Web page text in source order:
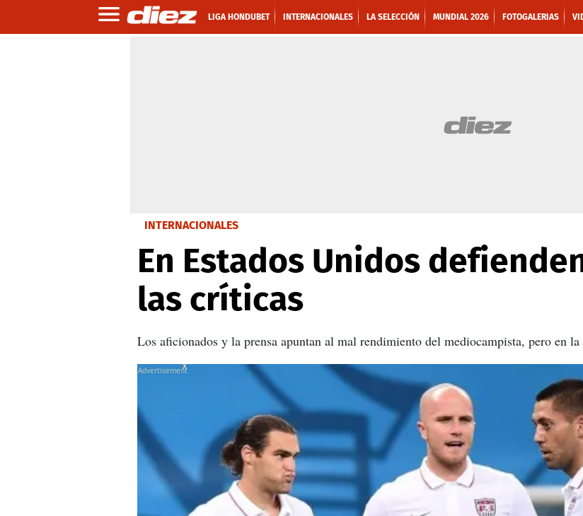
LIGA HONDUBET INTERNACIONALES LA SELECCIÓN MUNDIAL 2026 FOTOGALERIAS
INTERNACIONALES
En Estados Unidos
las críticas
Los aficionados y la prensa apuntan al mal rendimiento del mediocampista, pero en
X